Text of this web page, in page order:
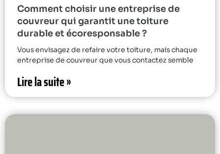
Comment choisir une entreprise de
couvreur qui garantit une toiture
durable et écoresponsable ?
Vous envisagez de refaire votre toiture, mais chaque
entreprise de couvreur que vous contactez semble
Lire la suite »